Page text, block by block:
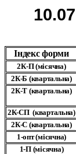
10.07
Індекс форми
2К-П(місячна)
2К-Б (квартальна)
2К-Т (квартальна)
2К-СП (квартальна)
2К-С (квартальна)
1-опт (місячна)
1-П (місячна)